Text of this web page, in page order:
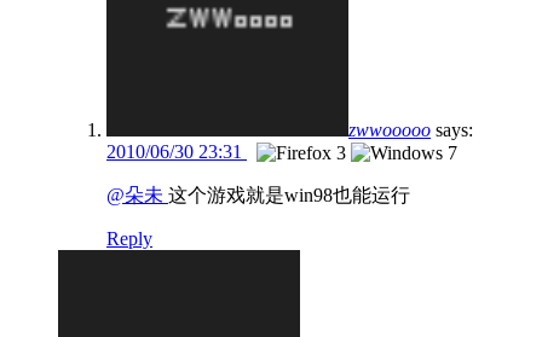
zwwooooo says:
2010/06/30 23:31
@朵未 这个游戏就是win98也能运行
Reply